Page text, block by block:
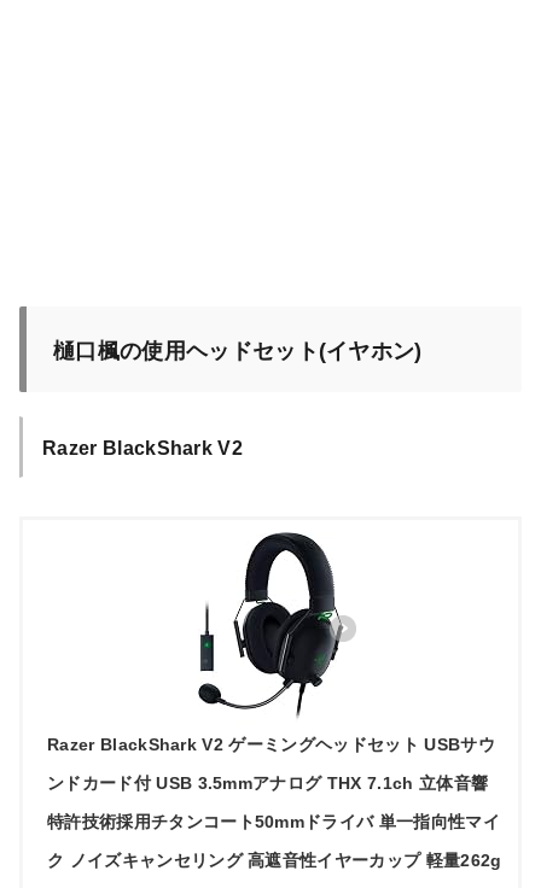
樋口楓の使用ヘッドセット(イヤホン)
Razer BlackShark V2
Razer BlackShark V2 ゲーミングヘッドセット USBサウ
ンドカード付 USB 3.5mmアナログ THX 7.1ch 立体音響
特許技術採用チタンコート50mmドライバ 単一指向性マイ
ク ノイズキャンセリング 高遮音性イヤーカップ 軽量262g